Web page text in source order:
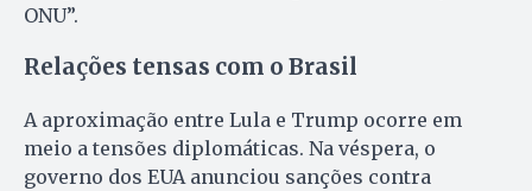
ONU”.
Relações tensas com o Brasil
A aproximação entre Lula e Trump ocorre em
meio a tensões diplomáticas. Na véspera, o
governo dos EUA anunciou sanções contra